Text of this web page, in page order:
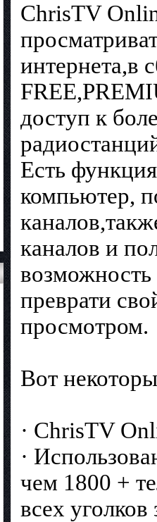
ChrisTV
интернета,в
доступ к
Есть
компьютер,
каналов и
преврати
просмотром.
Вот
· ChrisTV
·
чем 1800 +
всех